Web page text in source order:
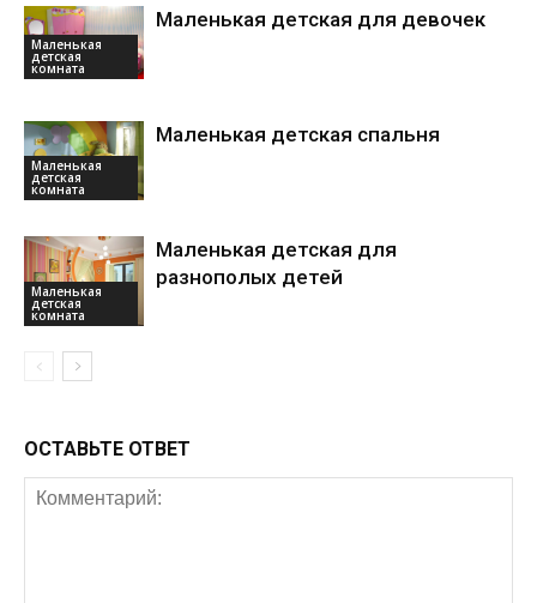
Маленькая
детская
комната
Маленькая детская для девочек
Маленькая
детская
комната
Маленькая детская спальня
Маленькая
детская
комната
Маленькая детская для
разнополых детей
ОСТАВЬТЕ ОТВЕТ